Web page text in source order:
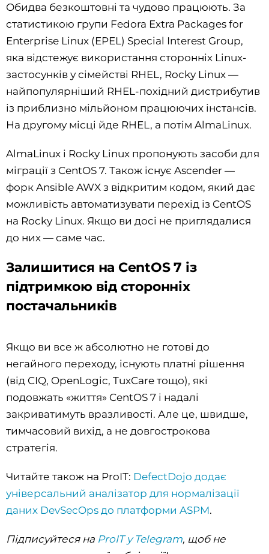
Обидва безкоштовні та чудово працюють. За
статистикою групи Fedora Extra Packages for
Enterprise Linux (EPEL) Special Interest Group,
яка відстежує використання сторонніх Linux-
застосунків у сімействі RHEL, Rocky Linux —
найпопулярніший RHEL-похідний дистрибутив
із приблизно мільйоном працюючих інстансів.
На другому місці йде RHEL, а потім AlmaLinux.
AlmaLinux і Rocky Linux пропонують засоби для
міграції з CentOS 7. Також існує Ascender —
форк Ansible AWX з відкритим кодом, який дає
можливість автоматизувати перехід із CentOS
на Rocky Linux. Якщо ви досі не приглядалися
до них — саме час.
Залишитися на CentOS 7 із
підтримкою від сторонніх
постачальників
Якщо ви все ж абсолютно не готові до
негайного переходу, існують платні рішення
(від CIQ, OpenLogic, TuxCare тощо), які
подовжать «життя» CentOS 7 і надалі
закриватимуть вразливості. Але це, швидше,
тимчасовий вихід, а не довгострокова
стратегія.
Читайте також на ProIT: DefectDojo додає
універсальний аналізатор для нормалізації
даних DevSecOps до платформи ASPM.
Підписуйтеся на ProIT у Telegram, щоб не